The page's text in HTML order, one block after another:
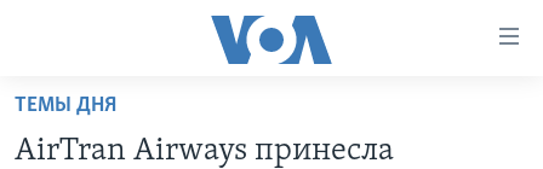
Перейти
основной
ТЕМЫ ДНЯ
AirTran Airways принесла